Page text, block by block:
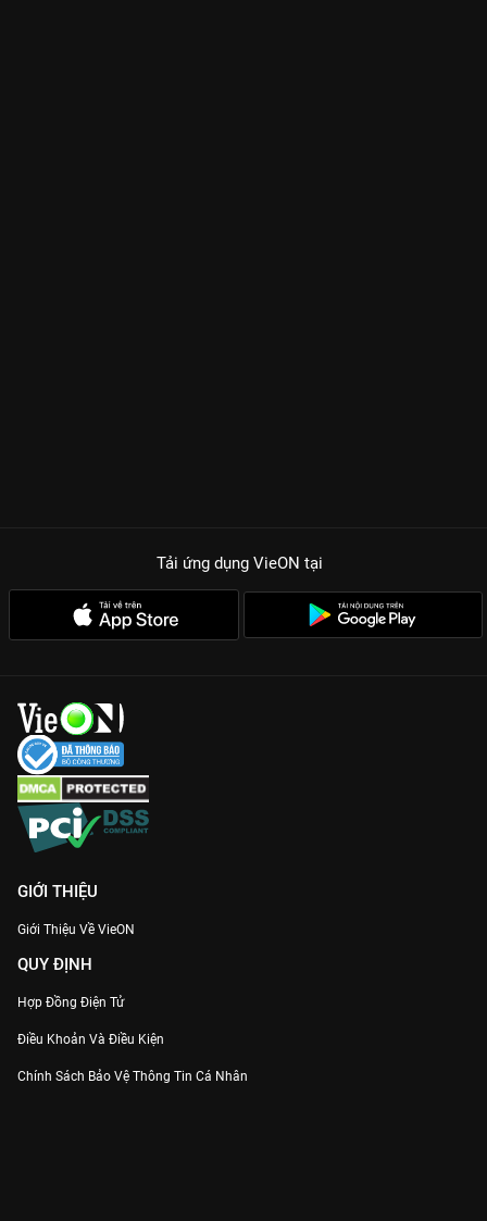
Tải ứng dụng VieON tại
GIỚI THIỆU
Giới Thiệu Về VieON
QUY ĐỊNH
Hợp Đồng Điện Tử
Điều Khoản Và Điều Kiện
Chính Sách Bảo Vệ Thông Tin Cá Nhân